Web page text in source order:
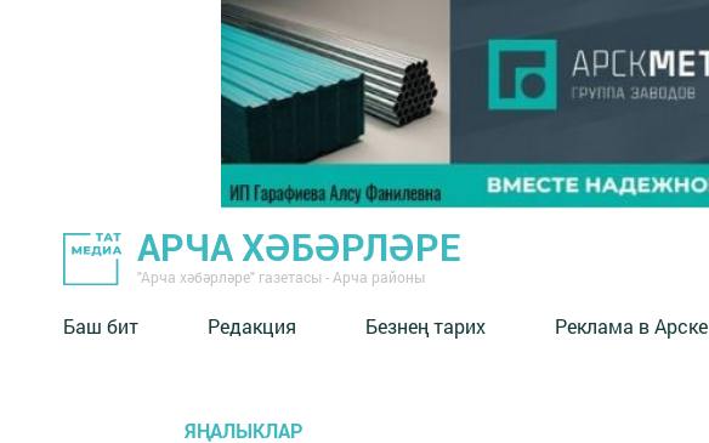
АРЧА ХӘБӘРЛӘРЕ
"Арча хәбәрләре" газетасы - Арча районы
Баш бит Редакция Безнең тарих Реклама в Арске
ЯҢАЛЫКЛАР